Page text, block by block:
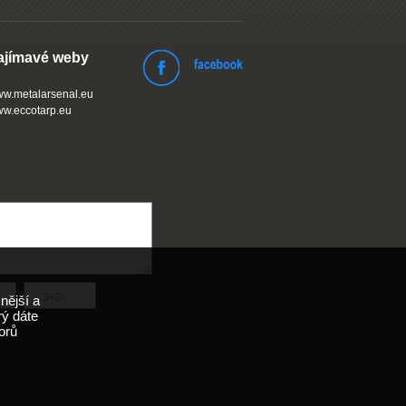
weby
a
dáte